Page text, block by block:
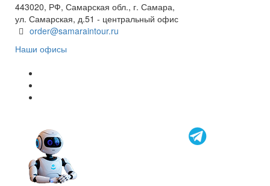
443020, РФ, Самарская обл., г. Самара,
ул. Самарская, д.51 - центральный офис
order@samaraintour.ru
Наши офисы